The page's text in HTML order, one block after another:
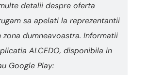
detalii despre oferta
sa apelati la reprezentantii
zona dumneavoastra. Informatii
ALCEDO, disponibila in
Google Play: